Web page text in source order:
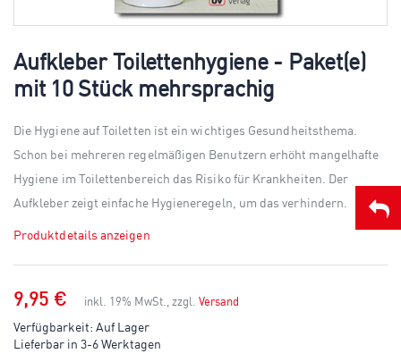
to
the
beginning
of
images
gallery
Aufkleber Toilettenhygiene - Paket(e)
mit 10 Stück mehrsprachig
Die Hygiene auf Toiletten ist ein wichtiges Gesundheitsthema.
Schon bei mehreren regelmäßigen Benutzern erhöht mangelhafte
Hygiene im Toilettenbereich das Risiko für Krankheiten. Der
Aufkleber zeigt einfache Hygieneregeln, um das verhindern.
Produktdetails anzeigen
9,95 € inkl. 19% MwSt., zzgl. Versand
Verfügbarkeit: Auf Lager
Lieferbar in 3-6 Werktagen